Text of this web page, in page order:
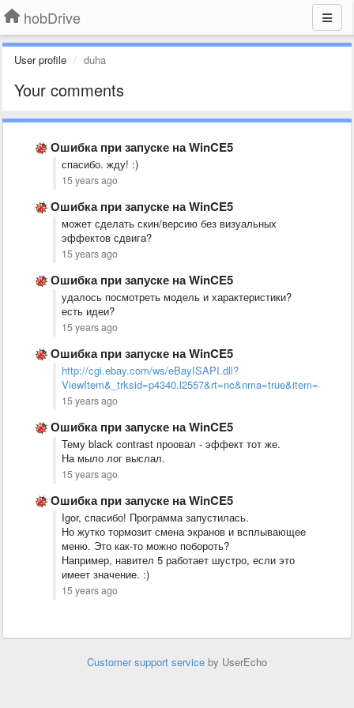
hobDrive
User profile duha
Your comments
Ошибка при запуске на WinCE5
спасибо. жду! :)
15 years ago
Ошибка при запуске на WinCE5
может сделать скин/версию без визуальных
эффектов сдвига?
15 years ago
Ошибка при запуске на WinCE5
удалось посмотреть модель и характеристики?
есть идеи?
15 years ago
Ошибка при запуске на WinCE5
http://cgi.ebay.com/ws/eBayISAPI.dll?
15 years ago
Ошибка при запуске на WinCE5
Тему black contrast проовал - эффект тот же.
На мыло лог выслал.
15 years ago
Ошибка при запуске на WinCE5
Igor, спасибо! Программа запустилась.
Но жутко тормозит смена экранов и всплывающее
меню. Это как-то можно побороть?
Например, навител 5 работает шустро, если это
имеет значение. :)
15 years ago
Customer support service by UserEcho